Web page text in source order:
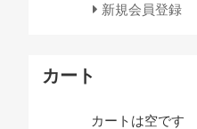
新規会員登録
カート
カートは空です